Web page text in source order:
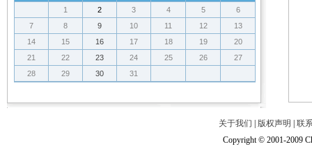
1 2 3 4 5
6
7
8 9 10 11 12
13
14
15 16 17 18 19
20
21
22 23 24 25 26
27
28
29 30 31
关于我们 版权声明
联
Copyright © 2001-2009